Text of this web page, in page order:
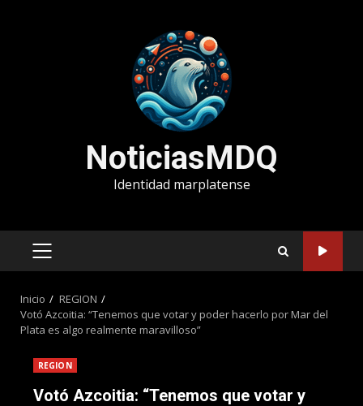
NoticiasMDQ
Identidad marplatense
MENÚ
Inicio
REGION
Votó Azcoitia: “Tenemos que votar y poder hacerlo por Mar del
Plata es algo realmente maravilloso”
REGION
Votó Azcoitia: “Tenemos que votar y